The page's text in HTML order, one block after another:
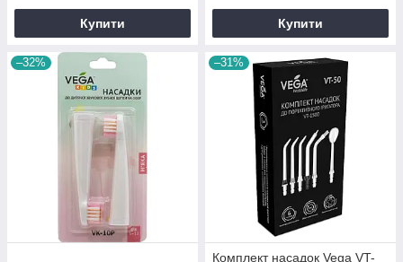
Купити Купити
–32% –31%
Комплект насадок Vega VT-